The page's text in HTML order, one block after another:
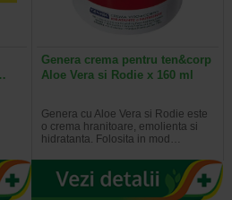
Genera crema pentru ten&corp
Aloe Vera si Rodie x 160 ml
Genera cu Aloe Vera si Rodie este
o crema hranitoare, emolienta si
hidratanta. Folosita in mod…